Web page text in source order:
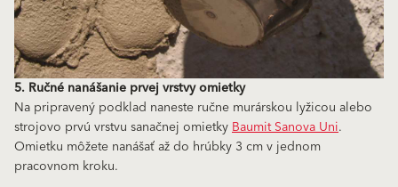
5. Ručné nanášanie prvej vrstvy omietky
Na pripravený podklad naneste ručne murárskou lyžicou alebo
strojovo prvú vrstvu sanačnej omietkyBaumit Sanova Uni.
Omietku môžete nanášať až do hrúbky 3 cm v jednom
pracovnom kroku.